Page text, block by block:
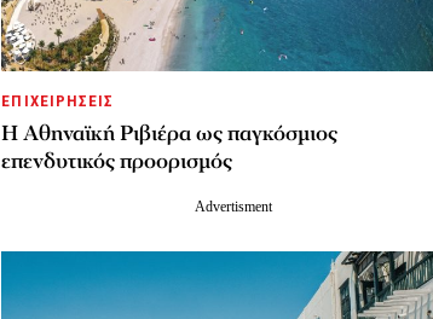
ΕΠΙΧΕΙΡΗΣΕΙΣ
Η Αθηναϊκή Ριβιέρα ως παγκόσμιος
επενδυτικός προορισμός